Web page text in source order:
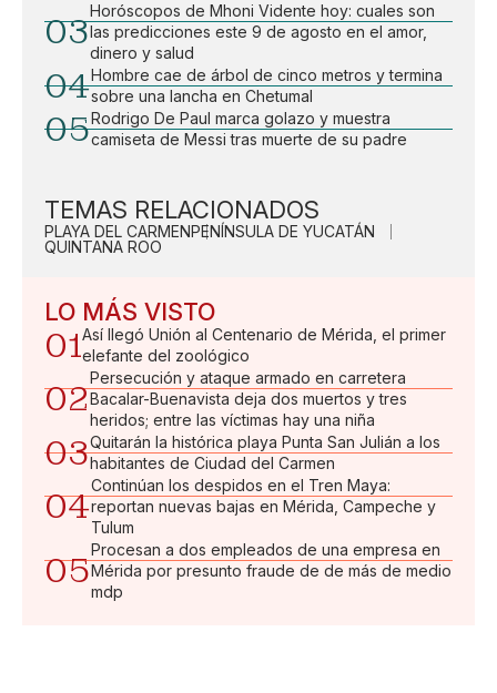
03
Horóscopos de Mhoni Vidente hoy: cuales son
las predicciones este 9 de agosto en el amor,
dinero y salud
04Hombre cae de árbol de cinco metros y termina
sobre una lancha en Chetumal
05Rodrigo De Paul marca golazo y muestra
camiseta de Messi tras muerte de su padre
TEMAS RELACIONADOS
PLAYA DEL CARMENPENÍNSULA DE YUCATÁN
QUINTANA ROO
LO MÁS VISTO
01Así llegó Unión al Centenario de Mérida, el primer
elefante del zoológico
02
Persecución y ataque armado en carretera
Bacalar-Buenavista deja dos muertos y tres
heridos; entre las víctimas hay una niña
03Quitarán la histórica playa Punta San Julián a los
habitantes de Ciudad del Carmen
04
Continúan los despidos en el Tren Maya:
reportan nuevas bajas en Mérida, Campeche y
Tulum
05
Procesan a dos empleados de una empresa en
Mérida por presunto fraude de de más de medio
mdp